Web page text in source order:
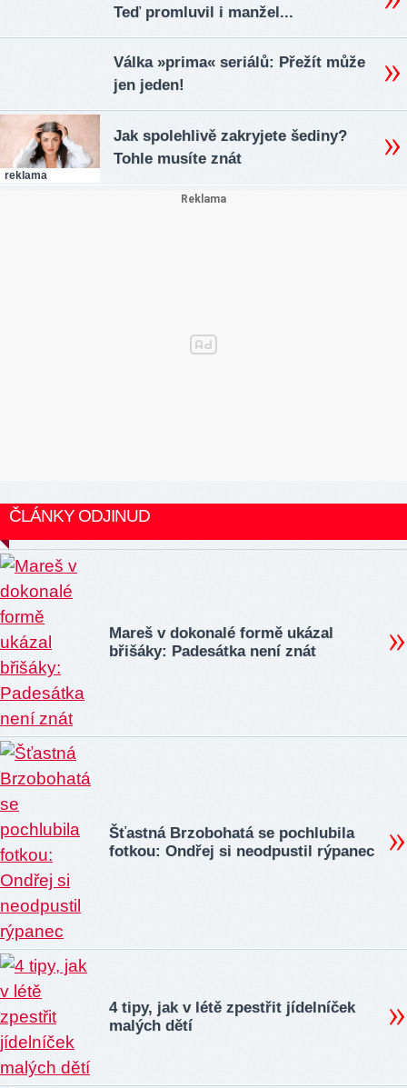
Teď promluvil i manžel...
Válka »prima« seriálů: Přežít může
jen jeden!
reklama
Jak spolehlivě zakryjete šediny?
Tohle musíte znát
ČLÁNKY ODJINUD
Mareš v dokonalé formě ukázal
břišáky: Padesátka není znát
Šťastná Brzobohatá se pochlubila
fotkou: Ondřej si neodpustil rýpanec
4 tipy, jak v létě zpestřit jídelníček
malých dětí